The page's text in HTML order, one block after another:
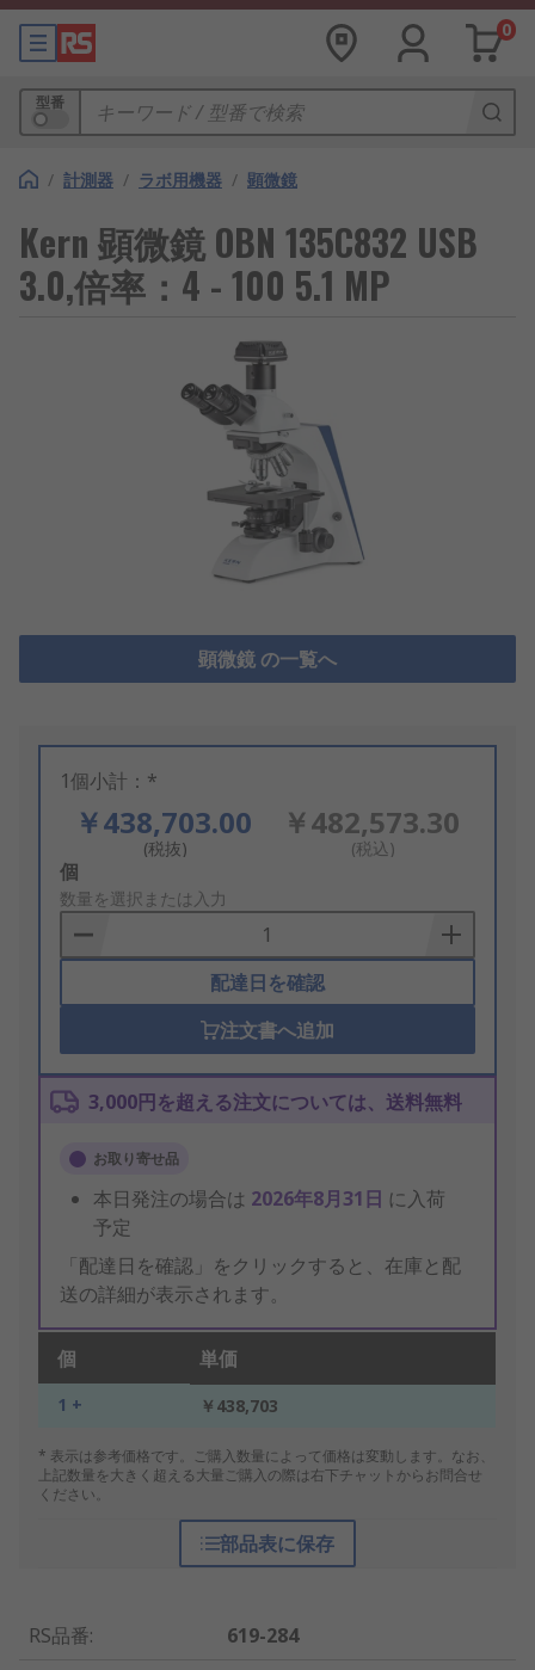
0
型番
/ 計測器 / ラボ用機器 / 顕微鏡
Kern 顕微鏡 OBN 135C832 USB
3.0,倍率：4 - 100 5.1 MP
顕微鏡 の一覧へ
1個小計：*
￥438,703.00
(税抜)
￥482,573.30
(税込)
Add
to
Basket
個
数量を選択または入力
配達日を確認
注文書へ追加
3,000円を超える注文については、送料無料
お取り寄せ品
本日発注の場合は 2026年8月31日 に入荷
予定
「配達日を確認」をクリックすると、在庫と配
送の詳細が表示されます。
個 単価
1 + ￥438,703
* 表示は参考価格です。ご購入数量によって価格は変動します。なお、
上記数量を大きく超える大量ご購入の際は右下チャットからお問合せ
ください。
部品表に保存
RS品番:
619-284